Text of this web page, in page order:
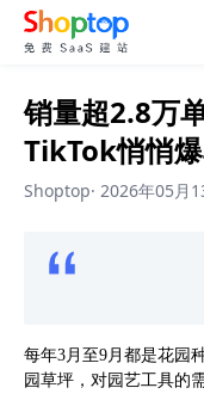
销量超2.8万
TikTok悄悄
Shoptop· 2026年05月
每年3月至9月都是花园
园草坪，对园艺工具的